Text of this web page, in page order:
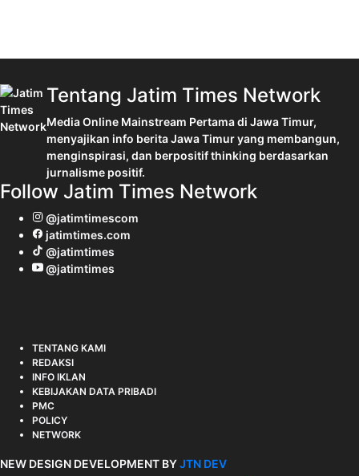
Tentang Jatim Times Network
Media Online Mainstream Pertama di Jawa Timur,
menyajikan info berita Jawa Timur yang membangun,
menginspirasi, dan berpositif thinking berdasarkan
jurnalisme positif.
Follow Jatim Times Network
@jatimtimescom
jatimtimes.com
@jatimtimes
@jatimtimes
TENTANG KAMI
REDAKSI
INFO IKLAN
KEBIJAKAN DATA PRIBADI
PMC
POLICY
NETWORK
NEW DESIGN DEVELOPMENT BYJTN DEV